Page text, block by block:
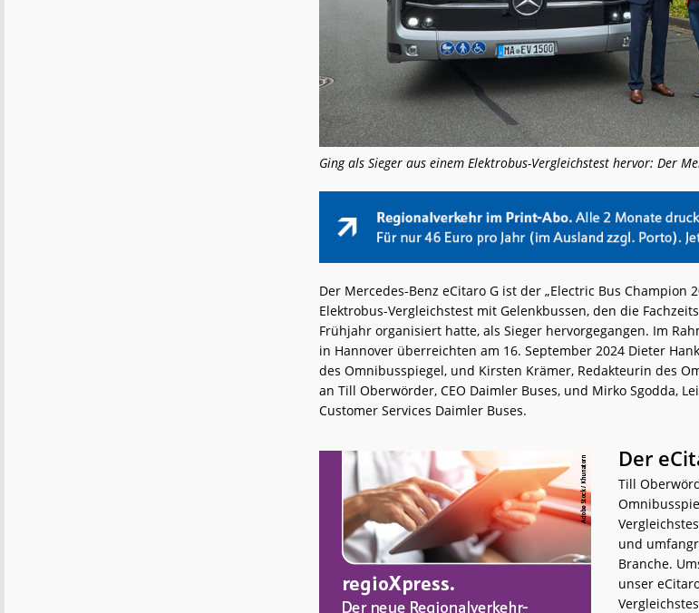
Ging als Sieger aus einem Elektrobus-Vergleichstest hervor: Der
Der Mercedes-Benz eCitaro G ist der „Electric Bus Champion
Elektrobus-Vergleichstest mit Gelenkbussen, den die
Frühjahr organisiert hatte, als Sieger hervorgegangen. Im
in Hannover überreichten am 16. September 2024 Dieter
des Omnibusspiegel, und Kirsten Krämer, Redakteurin des
an Till Oberwörder, CEO Daimler Buses, und Mirko Sgodda,
Customer Services Daimler Buses.
Der
Till
und
Branche.
unser